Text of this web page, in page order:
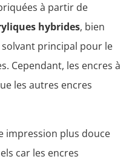
à partir de
hybrides, bien
principal pour le
Cependant, les encres à
les autres encres
impression plus douce
car les encres